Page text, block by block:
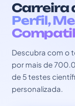
Carreira
Perfil,
Descubra com o
por mais de
de 5 testes
personalizada.